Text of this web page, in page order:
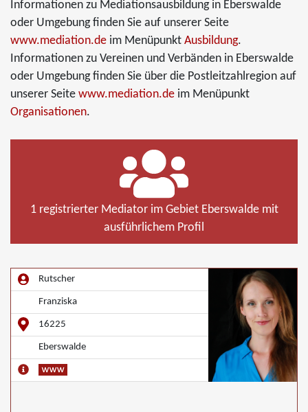
Informationen zu Mediationsausbildung in Eberswalde
oder Umgebung finden Sie auf unserer Seite
www.mediation.de im Menüpunkt Ausbildung.
Informationen zu Vereinen und Verbänden in Eberswalde
oder Umgebung finden Sie über die Postleitzahlregion auf
unserer Seite www.mediation.de im Menüpunkt
Organisationen.
1 registrierter Mediator im Gebiet Eberswalde mit
ausführlichem Profil
Rutscher
Franziska
16225
Eberswalde